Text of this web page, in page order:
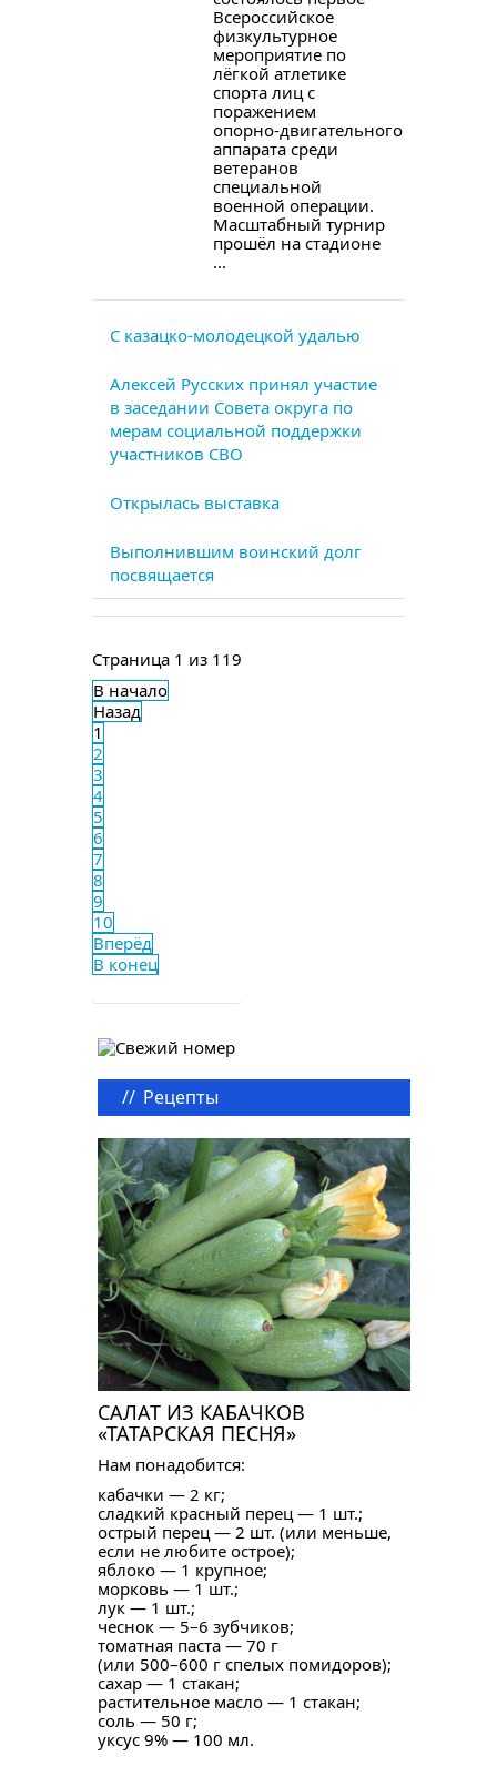
Всероссийское
физкультурное
мероприятие по
лёгкой атлетике
спорта лиц с
поражением
опорно‑двигательного
аппарата среди
ветеранов
специальной
военной операции.
Масштабный турнир
прошёл на стадионе
...
С казацко-молодецкой удалью
Алексей Русских принял участие
в заседании Совета округа по
мерам социальной поддержки
участников СВО
Открылась выставка
Выполнившим воинский долг
посвящается
Страница 1 из 119
В начало
Назад
1
2
3
4
5
6
7
8
9
10
Вперёд
В конец
// Рецепты
САЛАТ ИЗ КАБАЧКОВ
«ТАТАРСКАЯ ПЕСНЯ»
Нам понадобится:
кабачки — 2 кг;
сладкий красный перец — 1 шт.;
острый перец — 2 шт. (или меньше,
если не любите острое);
яблоко — 1 крупное;
морковь — 1 шт.;
лук — 1 шт.;
чеснок — 5–6 зубчиков;
томатная паста — 70 г
(или 500–600 г спелых помидоров);
сахар — 1 стакан;
растительное масло — 1 стакан;
соль — 50 г;
уксус 9% — 100 мл.